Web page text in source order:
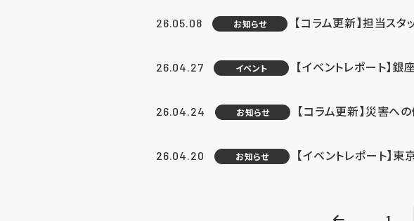
26.05.08 お知らせ 【コラム更新】担当ス
26.04.27 イベント 【イベントレポート】
26.04.24 お知らせ 【コラム更新】災害へ
26.04.20 お知らせ 【イベントレポート】